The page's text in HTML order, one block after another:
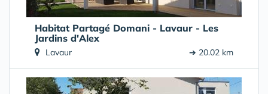
Habitat Partagé Domani - Lavaur - Les
Jardins d'Alex
Lavaur ➔ 20.02 km